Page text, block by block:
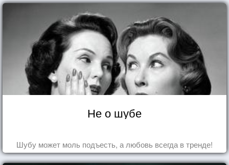
Не о шубе
Шубу может моль подъесть, а любовь всегда в тренде!